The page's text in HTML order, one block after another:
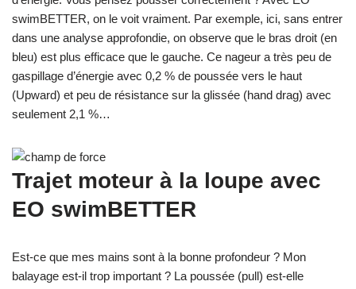
swimBETTER, on le voit vraiment. Par exemple, ici, sans entrer
dans une analyse approfondie, on observe que le bras droit (en
bleu) est plus efficace que le gauche. Ce nageur a très peu de
gaspillage d’énergie avec 0,2 % de poussée vers le haut
(Upward) et peu de résistance sur la glissée (hand drag) avec
seulement 2,1 %…
Trajet moteur à la loupe avec
EO swimBETTER
Est-ce que mes mains sont à la bonne profondeur ? Mon
balayage est-il trop important ? La poussée (pull) est-elle